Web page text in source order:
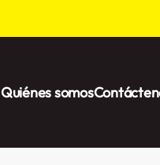
Quiénes somos